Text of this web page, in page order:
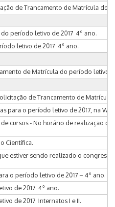
de Trancamento de Matrícula do
período letivo de 2017 ­ 4º ano.
letivo de 2017 ­ 4º ano.
de Matrícula do período letivo
de Trancamento de Matrícula
para o período letivo de 2017, na
cursos - No horário de realização
Científica.
estiver sendo realizado o
o período letivo de 2017 – 4º ano.
de 2017 ­ 4º ano.
de 2017 ­ Internatos I e II.